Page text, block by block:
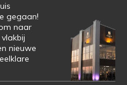
gegaan!
naar
nieuwe